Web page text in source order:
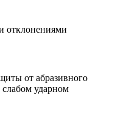
отклонениями
от абразивного
ударном